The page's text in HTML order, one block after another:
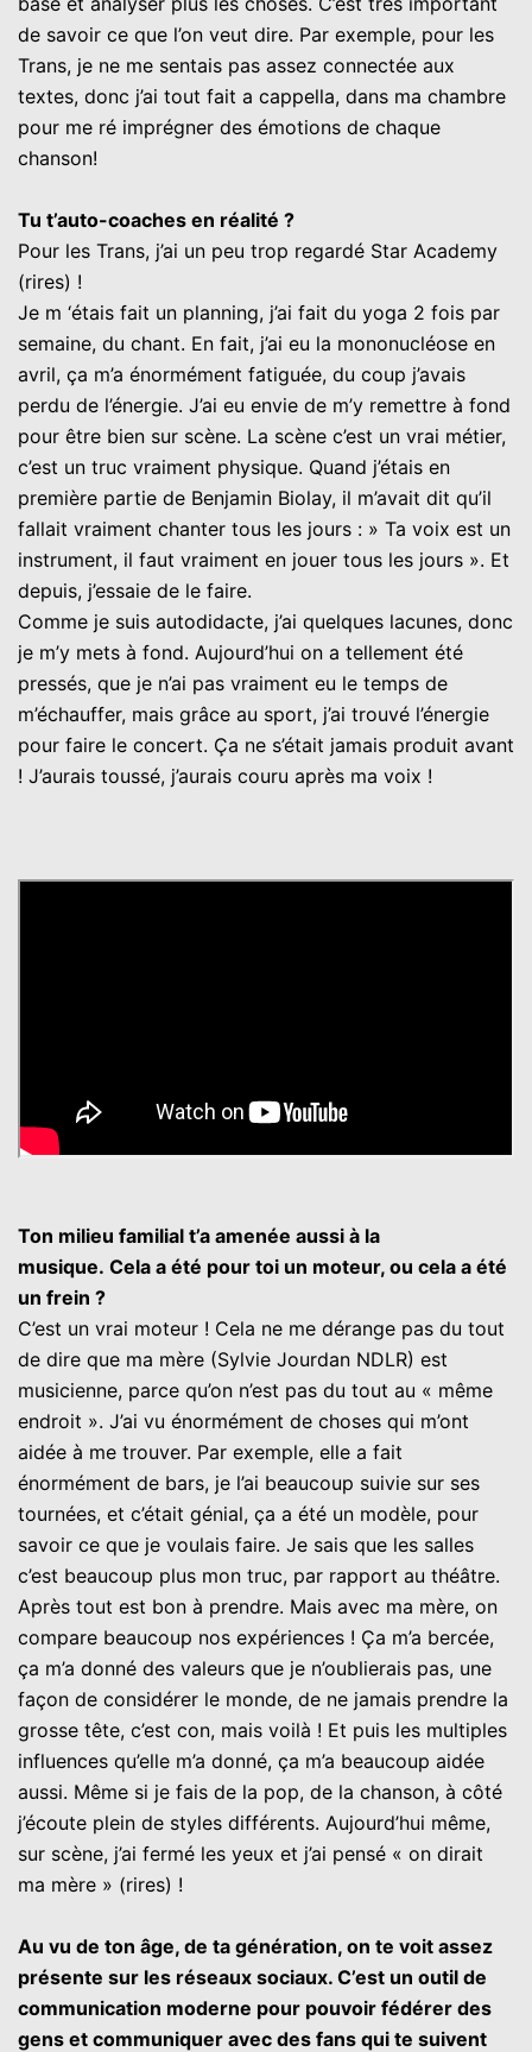
de savoir ce que l’on veut dire. Par exemple, pour les
Trans, je ne me sentais pas assez connectée aux
textes, donc j’ai tout fait a cappella, dans ma chambre
pour me ré imprégner des émotions de chaque
chanson!
Tu t’auto-coaches en réalité ?
Pour les Trans, j’ai un peu trop regardé Star Academy
(rires) !
Je m ‘étais fait un planning, j’ai fait du yoga 2 fois par
semaine, du chant. En fait, j’ai eu la mononucléose en
avril, ça m’a énormément fatiguée, du coup j’avais
perdu de l’énergie. J’ai eu envie de m’y remettre à fond
pour être bien sur scène. La scène c’est un vrai métier,
c’est un truc vraiment physique. Quand j’étais en
première partie de Benjamin Biolay, il m’avait dit qu’il
fallait vraiment chanter tous les jours : » Ta voix est un
instrument, il faut vraiment en jouer tous les jours ». Et
depuis, j’essaie de le faire.
Comme je suis autodidacte, j’ai quelques lacunes, donc
je m’y mets à fond. Aujourd’hui on a tellement été
pressés, que je n’ai pas vraiment eu le temps de
m’échauffer, mais grâce au sport, j’ai trouvé l’énergie
pour faire le concert. Ça ne s’était jamais produit avant
! J’aurais toussé, j’aurais couru après ma voix !
Ton milieu familial t’a amenée aussi à la
musique. Cela a été pour toi un moteur, ou cela a été
un frein ?
C’est un vrai moteur ! Cela ne me dérange pas du tout
de dire que ma mère (Sylvie Jourdan NDLR) est
musicienne, parce qu’on n’est pas du tout au « même
endroit ». J’ai vu énormément de choses qui m’ont
aidée à me trouver. Par exemple, elle a fait
énormément de bars, je l’ai beaucoup suivie sur ses
tournées, et c’était génial, ça a été un modèle, pour
savoir ce que je voulais faire. Je sais que les salles
c’est beaucoup plus mon truc, par rapport au théâtre.
Après tout est bon à prendre. Mais avec ma mère, on
compare beaucoup nos expériences ! Ça m’a bercée,
ça m’a donné des valeurs que je n’oublierais pas, une
façon de considérer le monde, de ne jamais prendre la
grosse tête, c’est con, mais voilà ! Et puis les multiples
influences qu’elle m’a donné, ça m’a beaucoup aidée
aussi. Même si je fais de la pop, de la chanson, à côté
j’écoute plein de styles différents. Aujourd’hui même,
sur scène, j’ai fermé les yeux et j’ai pensé « on dirait
ma mère » (rires) !
Au vu de ton âge, de ta génération, on te voit assez
présente sur les réseaux sociaux. C’est un outil de
communication moderne pour pouvoir fédérer des
gens et communiquer avec des fans qui te suivent